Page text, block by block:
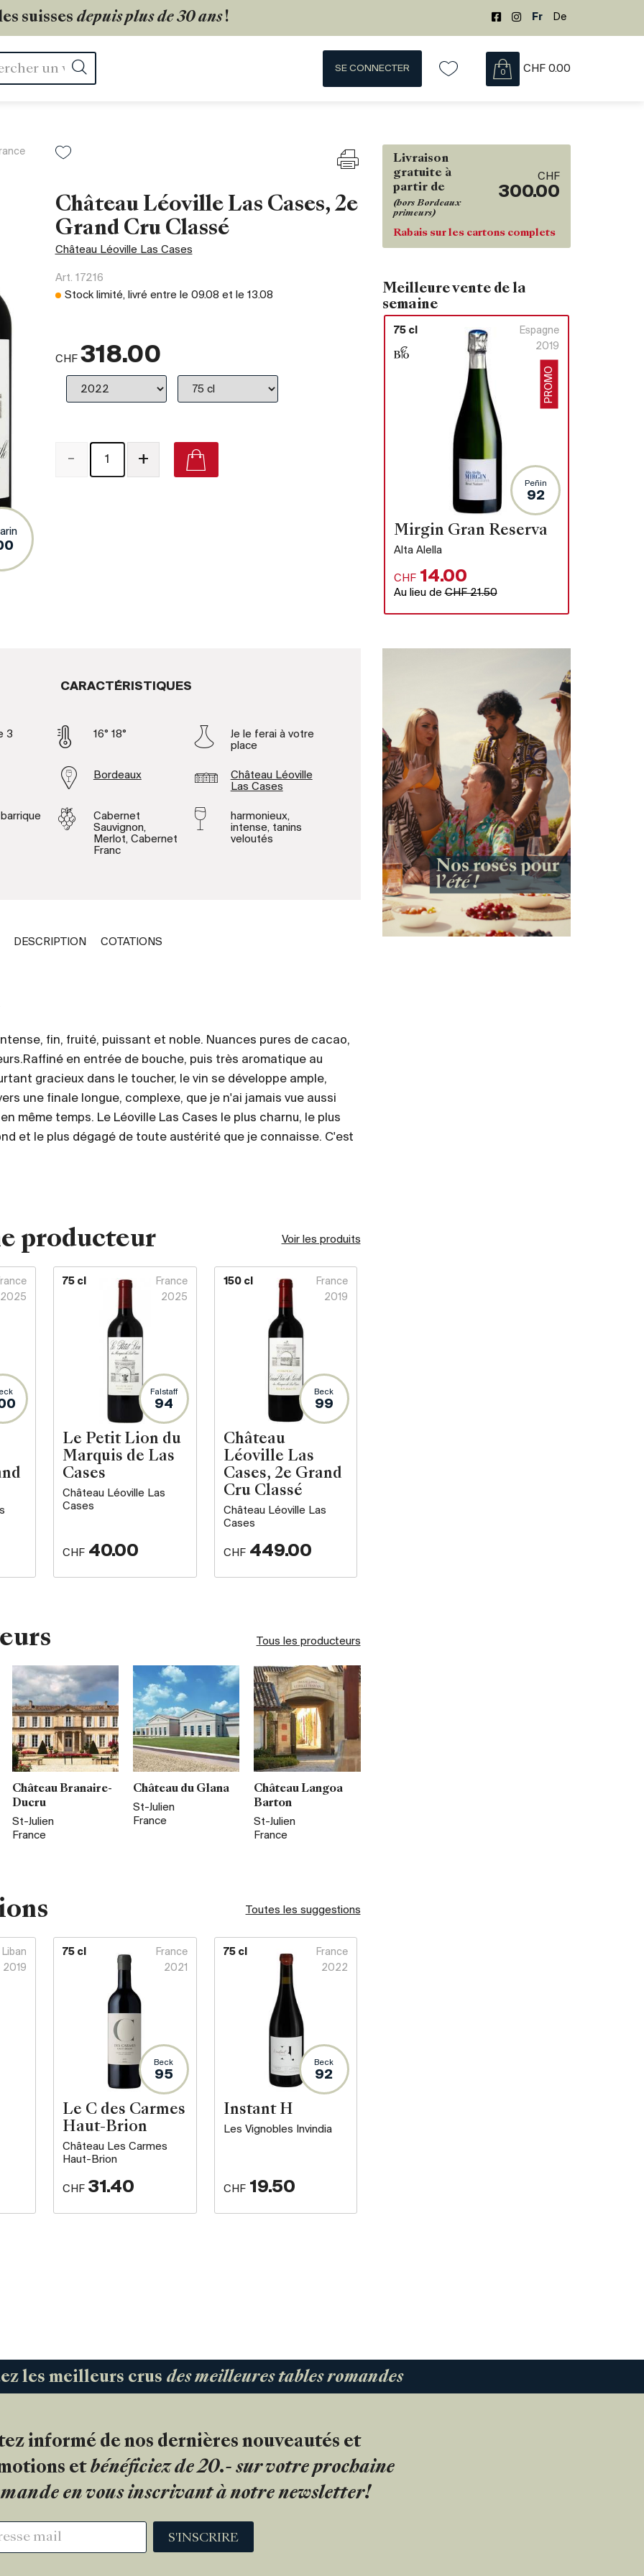
suisses depuis plus de 30 ans! Fr De
SE CONNECTER 0 CHF 0.00
Château Léoville Las Cases, 2e
Grand Cru Classé
Château Léoville Las Cases
Art. 17216
Stock limité, livré entre le 09.08 et le 13.08
CHF 318.00
- +
CARACTÉRISTIQUES
3 16° 18°
Je le ferai à votre
place
Bordeaux
Château Léoville
Las Cases
Cabernet
Sauvignon,
Merlot, Cabernet
Franc
harmonieux,
intense, tanins
veloutés
DESCRIPTION COTATIONS
fin, fruité, puissant et noble. Nuances pures de cacao,
en entrée de bouche, puis très aromatique au
gracieux dans le toucher, le vin se développe ample,
une finale longue, complexe, que je n'ai jamais vue aussi
même temps. Le Léoville Las Cases le plus charnu, le plus
et le plus dégagé de toute austérité que je connaisse. C'est
producteur Voir les produits
2025
75 cl
France
2025
Falstaff
94
Le Petit Lion du
Marquis de Las
Cases
Château Léoville Las
Cases
CHF 40.00
150 cl
France
2019
Beck
99
Château
Léoville Las
Cases, 2e Grand
Cru Classé
Château Léoville Las
Cases
CHF 449.00
Tous les producteurs
Château Branaire-
Ducru
St-Julien
France
Château du Glana
St-Julien
France
Château Langoa
Barton
St-Julien
France
Toutes les suggestions
Liban
2019
75 cl
France
2021
Beck
95
Le C des Carmes
Haut-Brion
Château Les Carmes
Haut-Brion
CHF 31.40
75 cl
France
2022
Beck
92
Instant H
Les Vignobles Invindia
CHF 19.50
Livraison
gratuite à
partir de
(hors Bordeaux
primeurs)
CHF
300.00
Rabais sur les cartons complets
Meilleure vente de la
semaine
75 cl
Espagne
2019
PROMO
Peñin
92
Mirgin Gran Reserva
Alta Alella
CHF 14.00
Au lieu deCHF 21.50
les meilleurs crus des meilleures tables romandes
informé de nos dernières nouveautés et
et bénéficiez de 20.- sur votre prochaine
en vous inscrivant à notre newsletter!
S'INSCRIRE